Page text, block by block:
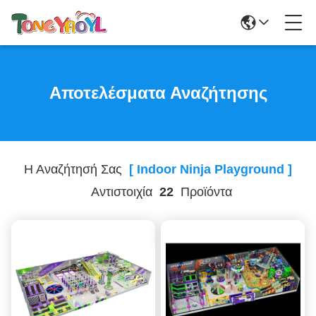
Αποτελέσματα Αναζήτησης
Η Αναζήτησή Σας [ Indoor Ninja Playground ]
Αντιστοιχία 22Προϊόντα